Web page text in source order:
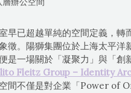
辦公空間
早已超越單純的空間定義，轉
徵。陽獅集團位於上海太平洋
是一場關於「凝聚力」與「創
Fleitz Group – Identity
間不僅是對企業「Power of